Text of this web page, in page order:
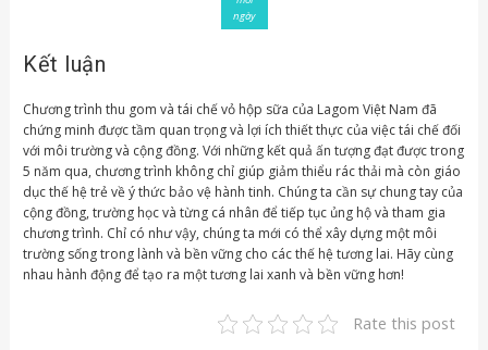
ngày
Kết luận
Chương trình thu gom và tái chế vỏ hộp sữa của Lagom Việt Nam đã
chứng minh được tầm quan trọng và lợi ích thiết thực của việc tái chế đối
với môi trường và cộng đồng. Với những kết quả ấn tượng đạt được trong
5 năm qua, chương trình không chỉ giúp giảm thiểu rác thải mà còn giáo
dục thế hệ trẻ về ý thức bảo vệ hành tinh. Chúng ta cần sự chung tay của
cộng đồng, trường học và từng cá nhân để tiếp tục ủng hộ và tham gia
chương trình. Chỉ có như vậy, chúng ta mới có thể xây dựng một môi
trường sống trong lành và bền vững cho các thế hệ tương lai. Hãy cùng
nhau hành động để tạo ra một tương lai xanh và bền vững hơn!
Rate this post